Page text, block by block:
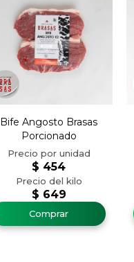
Bife Angosto Brasas
Porcionado
$ 649
$ 454